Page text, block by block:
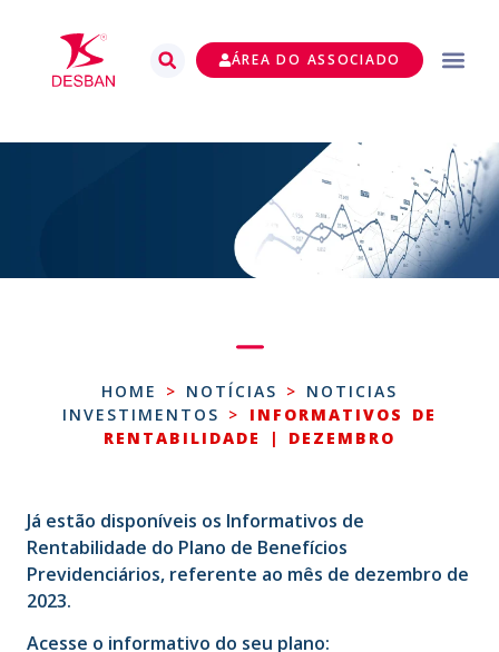
ÁREA DO ASSOCIADO
HOME > NOTÍCIAS > NOTICIAS
INVESTIMENTOS > INFORMATIVOS DE
RENTABILIDADE | DEZEMBRO
Já estão disponíveis os Informativos de
Rentabilidade do Plano de Benefícios
Previdenciários, referente ao mês de dezembro de
2023.
Acesse o informativo do seu plano: